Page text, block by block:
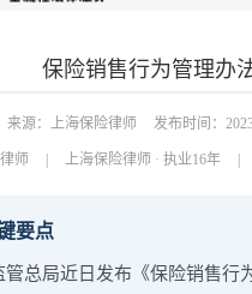
保险销售行为管理办
来源：上海保险律师 发布时间：
师 | 上海保险律师 · 执业16年 |
要点
管总局近日发布《保险销售行